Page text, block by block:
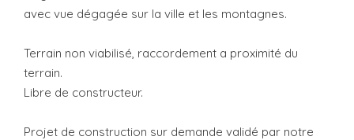
avec vue dégagée sur la ville et les montagnes.
Terrain non viabilisé, raccordement a proximité du
terrain.
Libre de constructeur.
Projet de construction sur demande validé par notre